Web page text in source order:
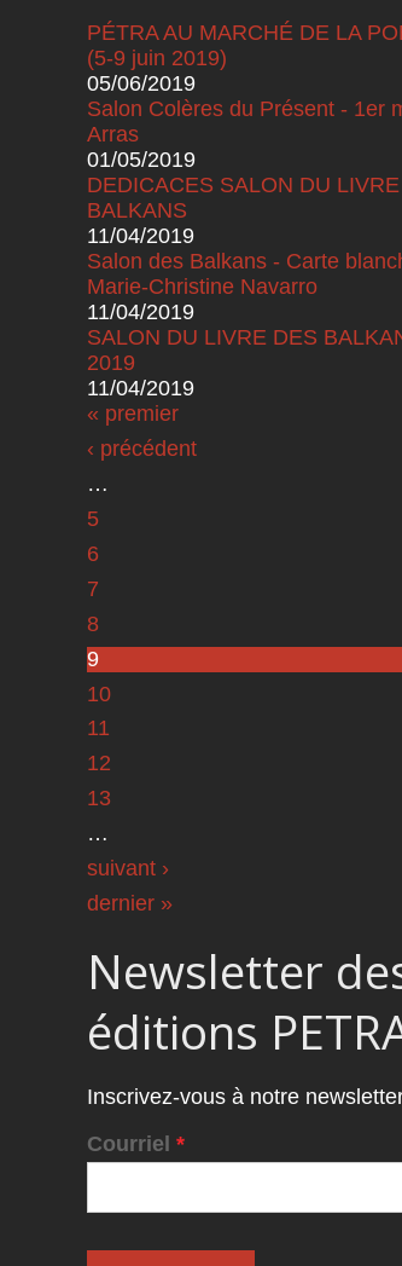
PÉTRA AU MARCHÉ DE LA
(5-9 juin 2019)
05/06/2019
Salon Colères du Présent - 1er
Arras
01/05/2019
DEDICACES SALON DU
BALKANS
11/04/2019
Salon des Balkans - Carte
Marie-Christine Navarro
11/04/2019
SALON DU LIVRE DES
2019
11/04/2019
Pages
« premier
‹ précédent
…
5
6
7
8
9
10
11
12
13
…
suivant ›
dernier »
Newsletter
éditions
Inscrivez-vous à notre
Courriel *